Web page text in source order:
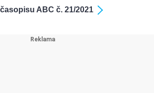
ABC č. 21/2021